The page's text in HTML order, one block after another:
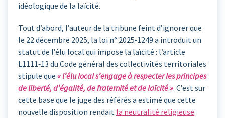
idéologique de la laïcité.
Tout d’abord, l’auteur de la tribune feint d’ignorer que
le 22 décembre 2025, la loi n° 2025‑1249 a introduit un
statut de l’élu local qui impose la laïcité : l’article
L1111‑13 du Code général des collectivités territoriales
stipule que « l’élu local s’engage à respecter les principes
de liberté, d’égalité, de fraternité et de laïcité ». C’est sur
cette base que le juge des référés a estimé que cette
nouvelle disposition rendait la neutralité religieuse